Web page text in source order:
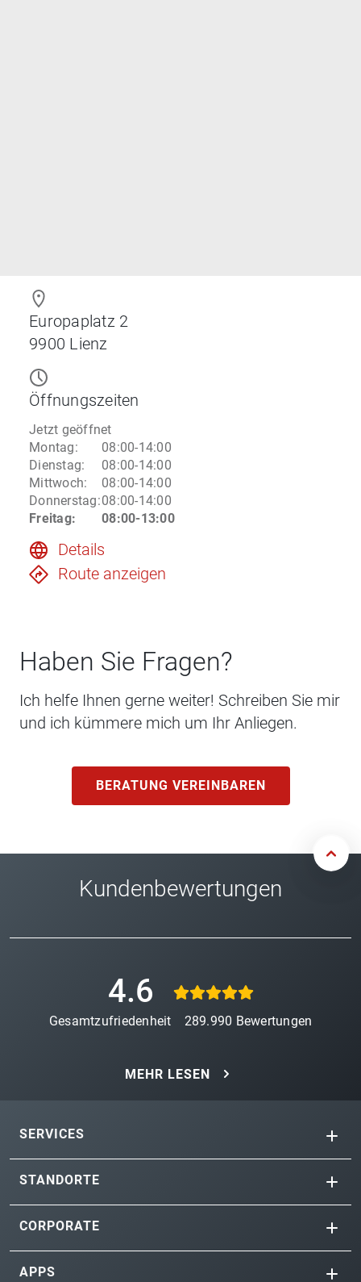
Europaplatz 2
9900 Lienz
Öffnungszeiten
Jetzt geöffnet
Montag:
08:00-14:00
Dienstag:
08:00-14:00
Mittwoch:
08:00-14:00
Donnerstag:08:00-14:00
Freitag: 08:00-13:00
Details
Route anzeigen
Haben Sie Fragen?
Ich helfe Ihnen gerne weiter! Schreiben Sie mir
und ich kümmere mich um Ihr Anliegen.
BERATUNG VEREINBAREN
Kundenbewertungen
4.6
Gesamtzufriedenheit 289.990 Bewertungen
MEHR LESEN
SERVICES
STANDORTE
CORPORATE
APPS